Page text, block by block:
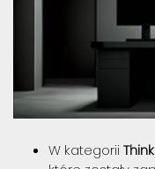
W kategorii